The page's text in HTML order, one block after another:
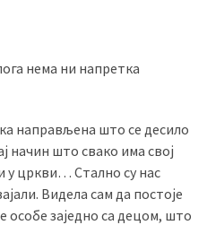
нема ни напретка
направљена што се десило
начин што свако има свој
у цркви… Стално су нас
Видела сам да постоје
особе заједно са децом, што